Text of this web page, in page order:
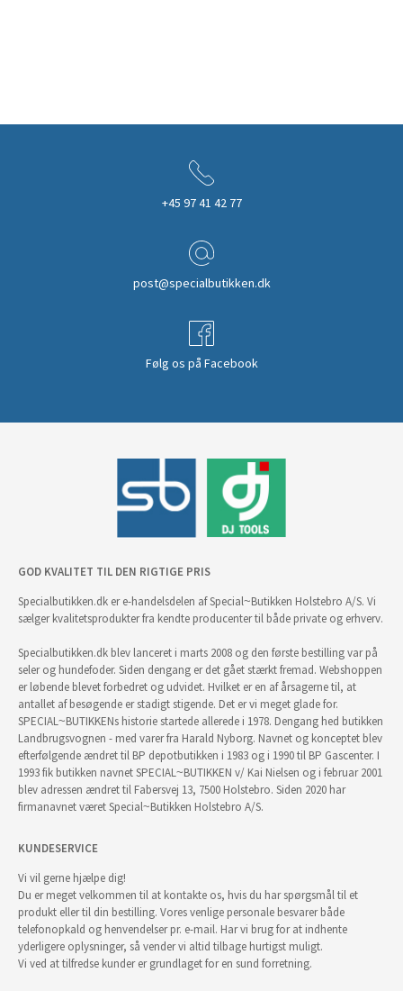
+45 97 41 42 77
post@specialbutikken.dk
Følg os på Facebook
GOD KVALITET TIL DEN RIGTIGE PRIS
Specialbutikken.dk er e-handelsdelen af Special~Butikken Holstebro A/S. Vi
sælger kvalitetsprodukter fra kendte producenter til både private og erhverv.
Specialbutikken.dk blev lanceret i marts 2008 og den første bestilling var på
seler og hundefoder. Siden dengang er det gået stærkt fremad. Webshoppen
er løbende blevet forbedret og udvidet. Hvilket er en af årsagerne til, at
antallet af besøgende er stadigt stigende. Det er vi meget glade for.
SPECIAL~BUTIKKENs historie startede allerede i 1978. Dengang hed butikken
Landbrugsvognen - med varer fra Harald Nyborg. Navnet og konceptet blev
efterfølgende ændret til BP depotbutikken i 1983 og i 1990 til BP Gascenter. I
1993 fik butikken navnet SPECIAL~BUTIKKEN v/ Kai Nielsen og i februar 2001
blev adressen ændret til Fabersvej 13, 7500 Holstebro. Siden 2020 har
firmanavnet været Special~Butikken Holstebro A/S.
KUNDESERVICE
Vi vil gerne hjælpe dig!
Du er meget velkommen til at kontakte os, hvis du har spørgsmål til et
produkt eller til din bestilling. Vores venlige personale besvarer både
telefonopkald og henvendelser pr. e-mail. Har vi brug for at indhente
yderligere oplysninger, så vender vi altid tilbage hurtigst muligt.
Vi ved at tilfredse kunder er grundlaget for en sund forretning.